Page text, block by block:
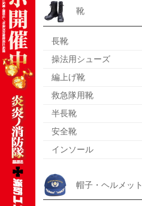
靴
長靴
操法用シューズ
編上げ靴
救急隊用靴
半長靴
安全靴
インソール
帽子・ヘルメット